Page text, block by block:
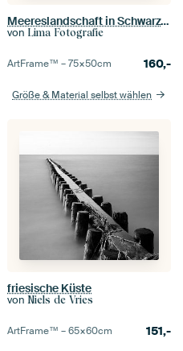
Meereslandschaft in Schwarz-Weiß
von Lima Fotografie
ArtFrame™ –75×50cm 160,-
Größe & Material selbst wählen
friesische Küste
von Niels de Vries
ArtFrame™ –65×60cm 151,-